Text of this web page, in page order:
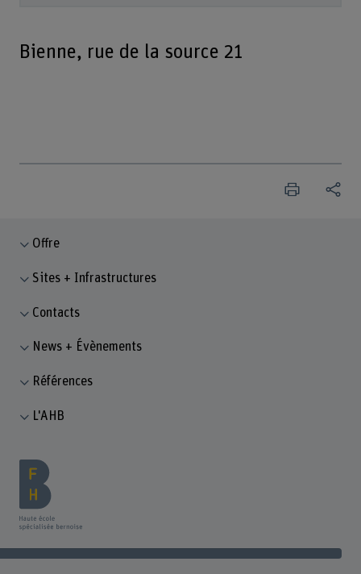
Bienne, rue de la source 21
Offre
Sites + Infrastructures
Contacts
News + Évènements
Références
L'AHB